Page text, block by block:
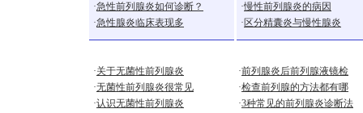
·急性前列腺炎如何诊断？
·急性腺炎临床表现多
·慢性前列腺炎的病因
· 区分精囊炎与慢性腺炎
·关于无菌性前列腺炎
·无菌性前列腺炎很常见
·认识无菌性前列腺炎
·前列腺炎后前列腺液镜检
·检查前列腺的方法都有哪
·3种常见的前列腺炎诊断法